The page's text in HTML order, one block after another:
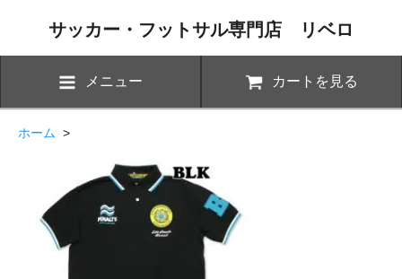
サッカー・フットサル専門店 リベロ
メニュー カートを見る
ホーム >